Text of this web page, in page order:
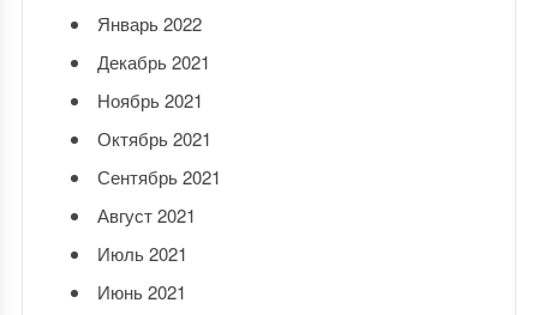
Январь 2022
Декабрь 2021
Ноябрь 2021
Октябрь 2021
Сентябрь 2021
Август 2021
Июль 2021
Июнь 2021